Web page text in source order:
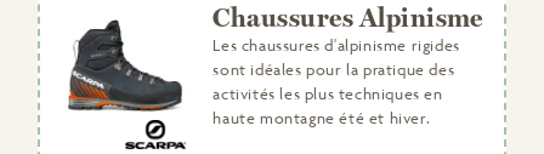
Chaussures Alpinisme
Les chaussures d'alpinisme rigides
sont idéales pour la pratique des
activités les plus techniques en
haute montagne été et hiver.